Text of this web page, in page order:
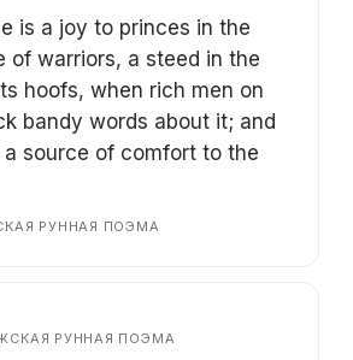
is a joy to princes in the
of warriors, a steed in the
hoofs, when rich men on
bandy words about it; and
source of comfort to the
РУННАЯ ПОЭМА
РУННАЯ ПОЭМА